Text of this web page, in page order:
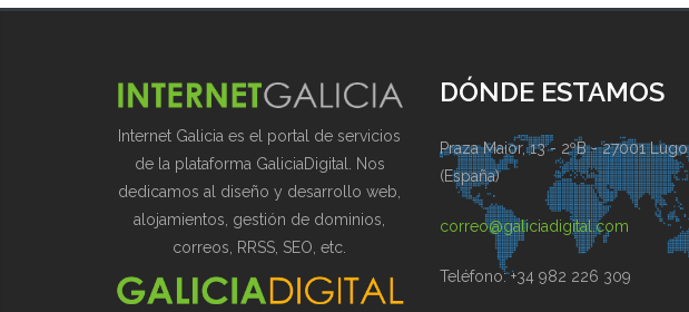
Internet Galicia es el portal de servicios
de la plataforma GaliciaDigital. Nos
dedicamos al diseño y desarrollo web,
alojamientos, gestión de dominios,
correos, RRSS, SEO, etc.
DÓNDE ESTAMOS
Praza Maior, 13 - 2ºB - 27001 Lugo
(España)
correo@galiciadigital.com
Teléfono: +34 982 226 309